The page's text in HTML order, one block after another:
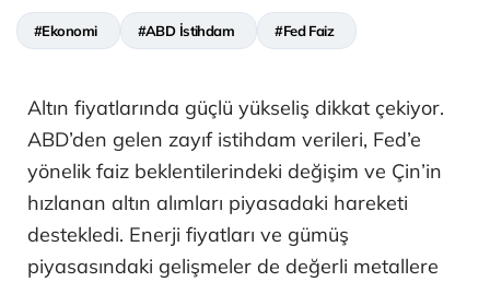
#Ekonomi #ABD İstihdam #Fed Faiz
Altın fiyatlarında güçlü yükseliş dikkat çekiyor.
ABD’den gelen zayıf istihdam verileri, Fed’e
yönelik faiz beklentilerindeki değişim ve Çin’in
hızlanan altın alımları piyasadaki hareketi
destekledi. Enerji fiyatları ve gümüş
piyasasındaki gelişmeler de değerli metallere